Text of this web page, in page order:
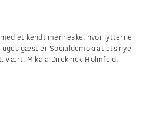
et kendt menneske, hvor lytterne
uges gæst er Socialdemokratiets nye
Vært: Mikala Dirckinck-Holmfeld.